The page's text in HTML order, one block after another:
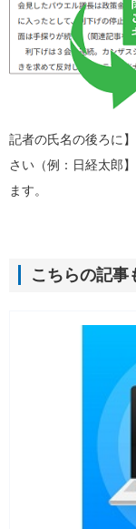
記者の氏名の後ろに
さい（例：日経太郎
ます。
こちらの記事